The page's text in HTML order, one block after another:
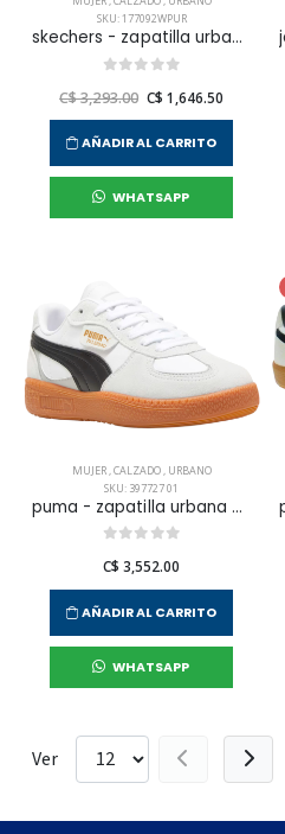
SKU: 177092WPUR
skechers - zapatilla urbana uno - pop back para mujer
C$ 3,293.00 C$ 1,646.50
AÑADIR AL CARRITO
WHATSAPP
MUJER,CALZADO, URBANO
SKU: 397727 01
puma - zapatilla urbana palermo lamoda para mujer
C$ 3,552.00
AÑADIR AL CARRITO
WHATSAPP
Ver